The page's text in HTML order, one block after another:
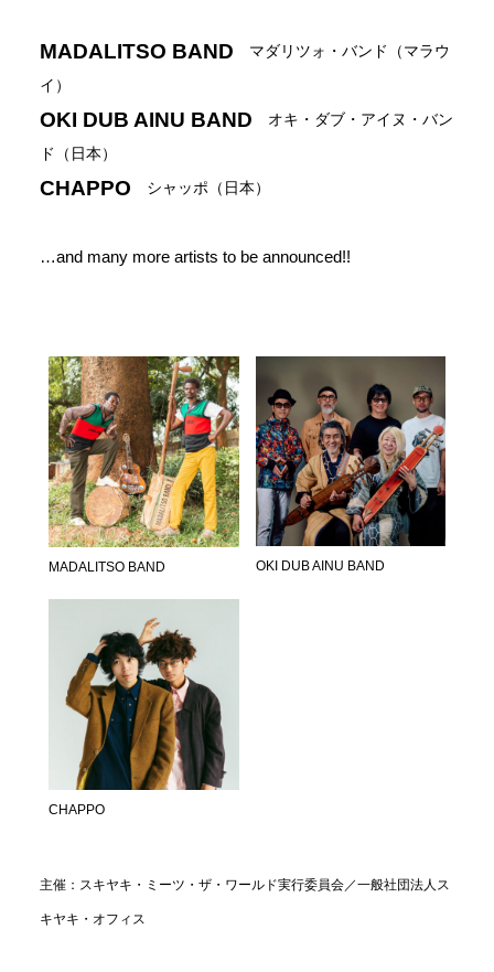
MADALITSO BAND マダリツォ・バンド（マラウ
イ）
OKI DUB AINU BAND オキ・ダブ・アイヌ・バン
ド（日本）
CHAPPO シャッポ（日本）
…and many more artists to be announced!!
MADALITSO BAND OKI DUB AINU BAND
CHAPPO
主催：スキヤキ・ミーツ・ザ・ワールド実行委員会／一般社団法人ス
キヤキ・オフィス